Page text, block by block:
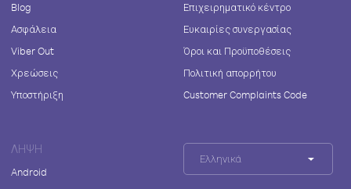
Blog
Ασφάλεια
Viber Out
Χρεώσεις
Υποστήριξη
Επιχειρηματικό κέντρο
Ευκαιρίες συνεργασίας
Όροι και Προϋποθέσεις
Πολιτική απορρήτου
Customer Complaints Code
ΛΉΨΗ
Android
Ελληνικά